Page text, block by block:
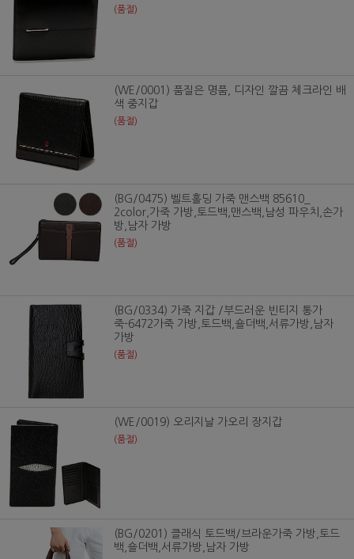
(품절)
(WE/0001) 품질은 명품, 디자인 깔끔 체크라인 배
색 중지갑
(품절)
(BG/0475) 벨트홀딩 가죽 맨스백 85610_
2color,가죽 가방,토드백,맨스백,남성 파우치,손가
방,남자 가방
(품절)
(BG/0334) 가죽 지갑 /부드러운 빈티지 통가
죽-6472가죽 가방,토드백,숄더백,서류가방,남자
가방
(품절)
(WE/0019) 오리지날 가오리 장지갑
(품절)
(BG/0201) 클래식 토드백/브라운가죽 가방,토드
백,숄더백,서류가방,남자 가방